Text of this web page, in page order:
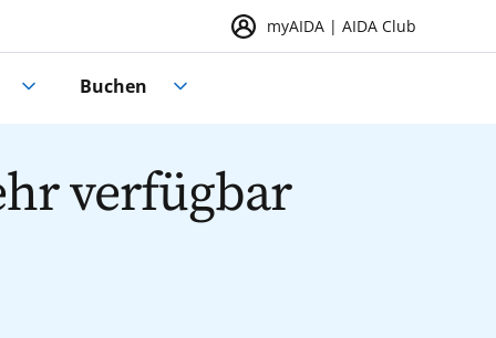
myAIDA | AIDA Club
Buchen
verfügbar